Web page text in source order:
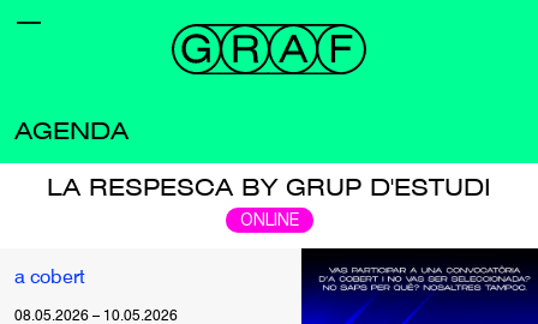
AGENDA
LA RESPESCA BY GRUP D'ESTUDI
ONLINE
a cobert
08.05.2026 – 10.05.2026